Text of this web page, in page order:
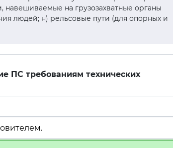
на грузозахватные органы
людей; н) рельсовые пути (для опорных и
ПС требованиям технических